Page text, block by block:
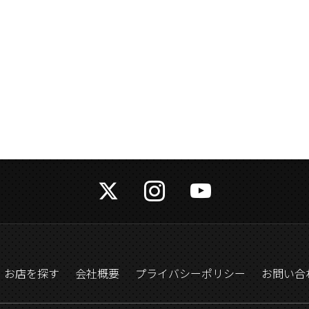
お店を探す 会社概要 プライバシーポリシー お問い合